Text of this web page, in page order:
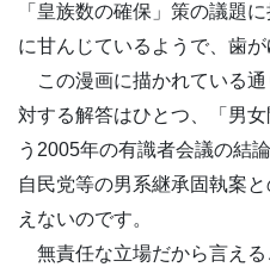
「皇族数の確保」策の議題
に甘んじているようで、歯が
この漫画に描かれている通
対する解答はひとつ、「男
う2005年の有識者会議の結
自民党等の男系継承固執案
えないのです。
無責任な立場だから言え